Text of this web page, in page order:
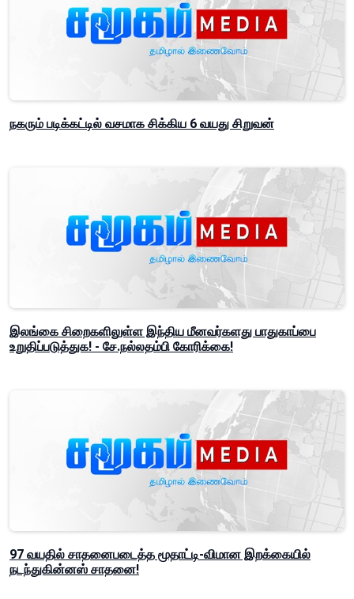
நகரும் படிக்கட்டில் வசமாக சிக்கிய 6 வயது சிறுவன்
இலங்கை சிறைகளிலுள்ள இந்திய மீனவர்களது பாதுகாப்பை
உறுதிப்படுத்துக! - சே.நல்லதம்பி கோரிக்கை!
97 வயதில் சாதனைபடைத்த மூதாட்டி-விமான இறக்கையில்
நடந்துகின்னஸ் சாதனை!